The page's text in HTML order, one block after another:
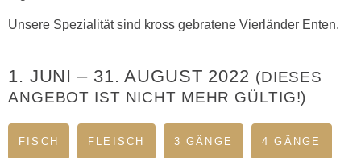
Unsere Spezialität sind kross gebratene Vierländer Enten.
1. JUNI – 31. AUGUST 2022 (DIESES
ANGEBOT IST NICHT MEHR GÜLTIG!)
FISCH FLEISCH 3 GÄNGE 4 GÄNGE